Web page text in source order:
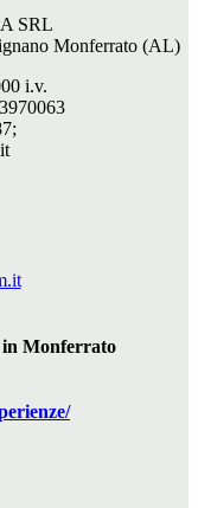
SRL
Monferrato (AL)
i.v.
in Monferrato